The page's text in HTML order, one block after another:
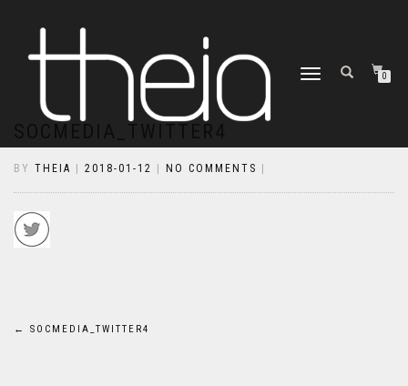
TOGGLE
0
BY THEIA 2018-01-12 NO COMMENTS
Bejegyzés
← SOCMEDIA_TWITTER4